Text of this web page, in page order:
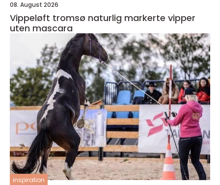
08. August 2026
Vippeløft tromsø naturlig markerte vipper
uten mascara
inspiration